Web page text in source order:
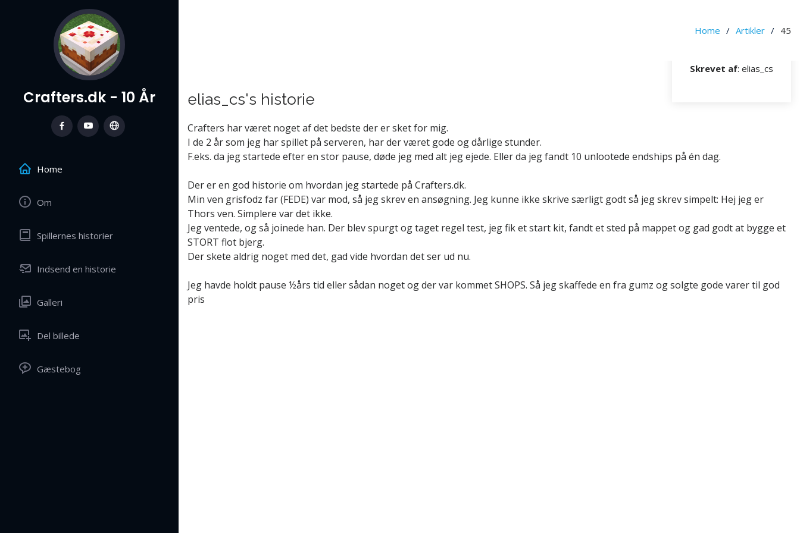
Crafters.dk - 10 År
Home
Om
Spillernes historier
Indsend en historie
Galleri
Del billede
Gæstebog
Home Artikler 45
Skrevet af: elias_cs
elias_cs's historie
Crafters har været noget af det bedste der er sket for mig.
I de 2 år som jeg har spillet på serveren, har der været gode og dårlige stunder.
F.eks. da jeg startede efter en stor pause, døde jeg med alt jeg ejede. Eller da jeg fandt 10 unlootede endships på én dag.
Der er en god historie om hvordan jeg startede på Crafters.dk.
Min ven grisfodz far (FEDE) var mod, så jeg skrev en ansøgning. Jeg kunne ikke skrive særligt godt så jeg skrev simpelt: Hej jeg er
Thors ven. Simplere var det ikke.
Jeg ventede, og så joinede han. Der blev spurgt og taget regel test, jeg fik et start kit, fandt et sted på mappet og gad godt at bygge et
STORT flot bjerg.
Der skete aldrig noget med det, gad vide hvordan det ser ud nu.
Jeg havde holdt pause ½års tid eller sådan noget og der var kommet SHOPS. Så jeg skaffede en fra gumz og solgte gode varer til god
pris